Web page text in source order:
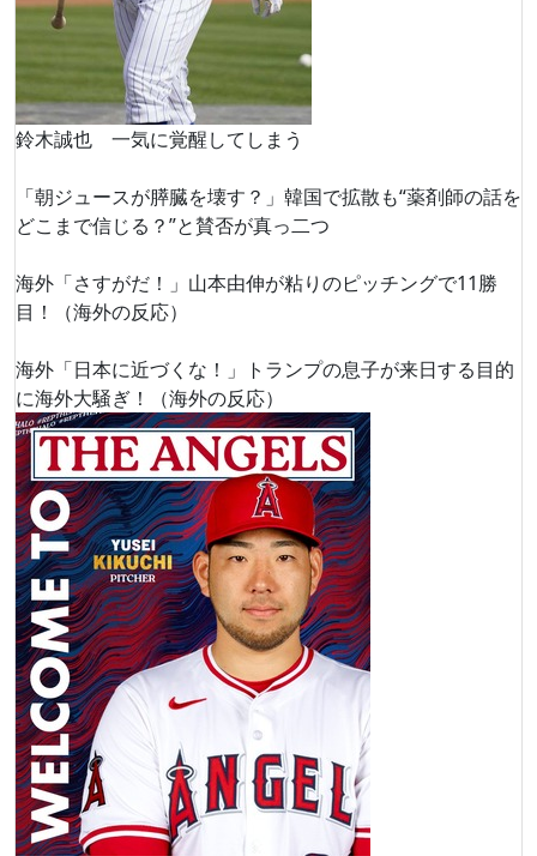
鈴木誠也 一気に覚醒してしまう
「朝ジュースが膵臓を壊す？」韓国で拡散も“薬剤師の話を
どこまで信じる？”と賛否が真っ二つ
海外「さすがだ！」山本由伸が粘りのピッチングで11勝
目！（海外の反応）
海外「日本に近づくな！」トランプの息子が来日する目的
に海外大騒ぎ！（海外の反応）